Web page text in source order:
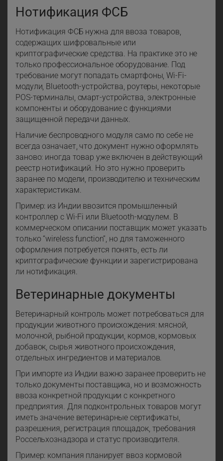
Нотификация ФСБ
Нотификация ФСБ нужна для ввоза товаров,
содержащих шифровальные или
криптографические средства. На практике это не
только профессиональное оборудование. Под
требование могут попадать смартфоны, Wi-Fi-
модули, Bluetooth-устройства, роутеры, некоторые
POS-терминалы, смарт-устройства, электронные
компоненты и оборудование с функциями
защищенной передачи данных.
Наличие беспроводного модуля само по себе не
всегда означает, что документ нужно оформлять
заново: иногда товар уже включен в действующий
реестр нотификаций. Но это нужно проверить
заранее по модели, производителю и техническим
характеристикам.
Пример: из Индии ввозится промышленный
контроллер с Wi-Fi или Bluetooth-модулем. В
коммерческом описании поставщик может указать
только “wireless function”, но для таможенного
оформления потребуется понять, есть ли
криптографические функции и зарегистрирована
ли нотификация.
Ветеринарные документы
Ветеринарный контроль может потребоваться для
продукции животного происхождения: мясной,
молочной, рыбной продукции, кормов, кормовых
добавок, сырья животного происхождения,
отдельных ингредиентов и материалов.
При импорте из Индии важно заранее проверить не
только документы поставщика, но и возможность
ввоза конкретной продукции с конкретного
предприятия. Для подконтрольных товаров могут
иметь значение ветеринарные сертификаты,
разрешения, регистрация площадок, требования
Россельхознадзора и статус производителя.
Пример: компания планирует ввоз кормовой